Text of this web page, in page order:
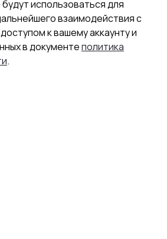
использоваться для
взаимодействия с
к вашему аккаунту и
в документеполитика
.